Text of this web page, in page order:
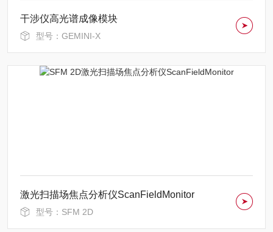
干涉仪高光谱成像模块
型号：GEMINI-X
激光扫描场焦点分析仪ScanFieldMonitor
型号：SFM 2D